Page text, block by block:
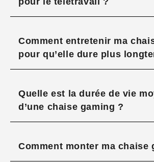
Comment entretenir ma
pour qu’elle dure plus
Quelle est la durée de vie
d’une chaise gaming ?
Comment monter ma chaise